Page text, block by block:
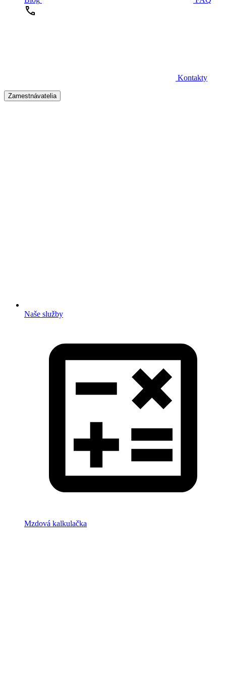
Kontakty
Zamestnávatelia
Naše služby
Mzdová kalkulačka